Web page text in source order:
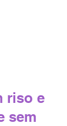
riso e
sem